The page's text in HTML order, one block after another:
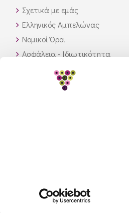
Σχετικά με εμάς
Ελληνικός Αμπελώνας
Νομικοί Όροι
Ασφάλεια - Ιδιωτικότητα
Τρόποι Αποστολής
Διαθεσιμότητα προϊόντων